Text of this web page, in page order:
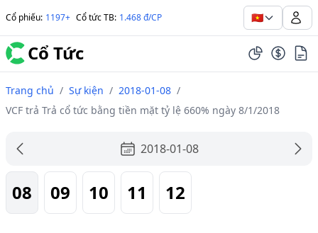
Cổ phiếu: 1197+ Cổ tức TB: 1.468 đ/CP 🇻🇳
Cổ Tức
Trang chủ / Sự kiện / 2018-01-08 /
VCF trả Trả cổ tức bằng tiền mặt tỷ lệ 660% ngày 8/1/2018
2018-01-08
08 09 10 11 12